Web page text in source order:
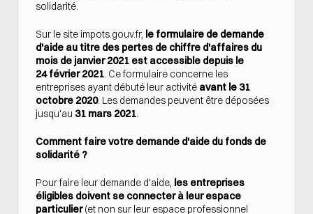
solidarité.
Sur le site impots.gouv.fr, le formulaire de demande
d'aide au titre des pertes de chiffre d'affaires du
mois de janvier 2021est accessible depuis le
24 février 2021. Ce formulaire concerne les
entreprises ayant débuté leur activité avant le 31
octobre 2020. Les demandes peuvent être déposées
jusqu'au 31 mars 2021.
Comment faire votre demande d'aide du fonds de
solidarité ?
Pour faire leur demande d'aide, les entreprises
éligibles doivent se connecter à leurespace
particulier(et non sur leur espace professionnel